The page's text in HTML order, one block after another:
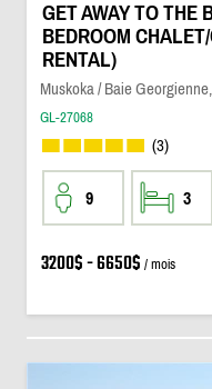
GET AWAY TO THE
BEDROOM
RENTAL)
Muskoka / Baie
GL-27068
(3)
9 3
3200$ - 6650$ / mois